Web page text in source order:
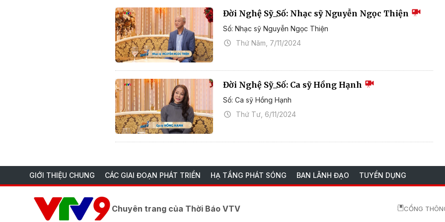
Đời Nghệ Sỹ_Số: Nhạc sỹ Nguyễn Ngọc Thiện
Số: Nhạc sỹ Nguyễn Ngọc Thiện
Thứ Năm, 7/11/2024
Đời Nghệ Sỹ_Số: Ca sỹ Hồng Hạnh
Số: Ca sỹ Hồng Hạnh
Thứ Tư, 6/11/2024
GIỚI THIỆU CHUNG CÁC GIAI ĐOẠN PHÁT TRIỂN HẠ TẦNG PHÁT SÓNG BAN LÃNH ĐẠO TUYỂN DỤNG
Chuyên trang của Thời Báo VTV CỔNG